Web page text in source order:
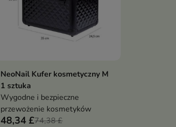
Dodaj do koszyka
NeoNail Kufer kosmetyczny M
1 sztuka
Wygodne i bezpieczne
przewożenie kosmetyków
48,34 £74,38 £